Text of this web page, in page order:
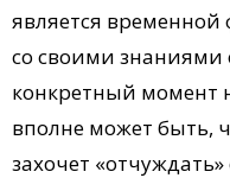
является временной
со своими знаниями
конкретный
вполне может быть,
захочет